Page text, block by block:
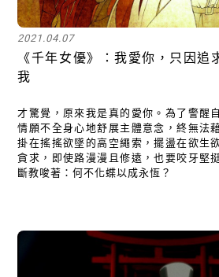
2021.04.07
《千年女優》：我愛你，只因追
我
才驚覺，原來我是真的愛你。為了警醒
情願不全身心地舒展主體意念，終無法
掛在搖搖欲墜的高空繩索，擺盪在欲生
貪求，即使路漫漫且修遠，也要咬牙堅
斷教唆著：何不化蝶以成永恆？
關閉